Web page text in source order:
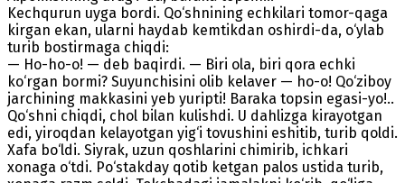
Kechqurun uyga bordi. Qo‘shnining echkilari tomor-qaga
kirgan ekan, ularni haydab kemtikdan oshirdi-da, o‘ylab
turib bostirmaga chiqdi:
— Ho-ho-o! — deb baqirdi. — Biri ola, biri qora echki
ko‘rgan bormi? Suyunchisini olib kelaver — ho-o! Qo‘ziboy
jarchining makkasini yeb yuripti! Baraka topsin egasi-yo!..
Qo‘shni chiqdi, chol bilan kulishdi. U dahlizga kirayotgan
edi, yiroqdan kelayotgan yig‘i tovushini eshitib, turib qoldi.
Xafa bo‘ldi. Siyrak, uzun qoshlarini chimirib, ichkari
xonaga o‘tdi. Po‘stakday qotib ketgan palos ustida turib,